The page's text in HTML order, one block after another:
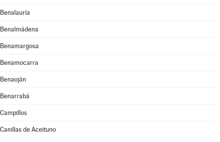
Benalauría
Benalmádena
Benamargosa
Benamocarra
Benaoján
Benarrabá
Campillos
Canillas de Aceituno